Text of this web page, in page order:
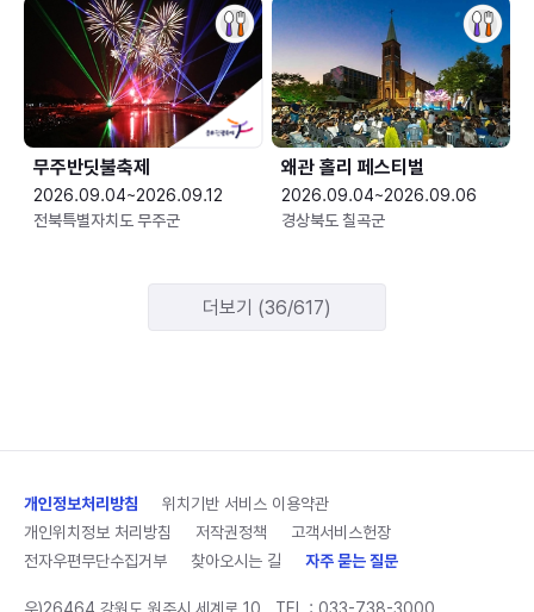
무주반딧불축제
2026.09.04~2026.09.12
전북특별자치도 무주군
왜관 홀리 페스티벌
2026.09.04~2026.09.06
경상북도 칠곡군
더보기 (36/617)
개인정보처리방침
위치기반 서비스 이용약관
개인위치정보 처리방침
저작권정책
고객서비스헌장
전자우편무단수집거부
찾아오시는 길 자주 묻는 질문